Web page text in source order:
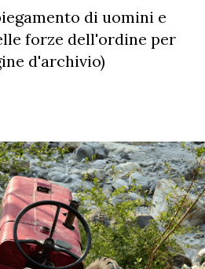
di uomini e
forze dell'ordine per
d'archivio)